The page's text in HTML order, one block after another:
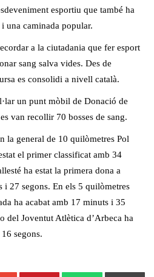
esportiu que també ha
una caminada popular.
a la ciutadania que fer esport
sang salva vides. Des de
es consolidi a nivell català.
un punt mòbil de Donació de
van recollir 70 bosses de sang.
la general de 10 quilòmetres Pol
el primer classificat amb 34
ha estat la primera dona a
i 27 segons. En els 5 quilòmetres
ha acabat amb 17 minuts i 35
del Joventut Atlètica d’Arbeca ha
segons.